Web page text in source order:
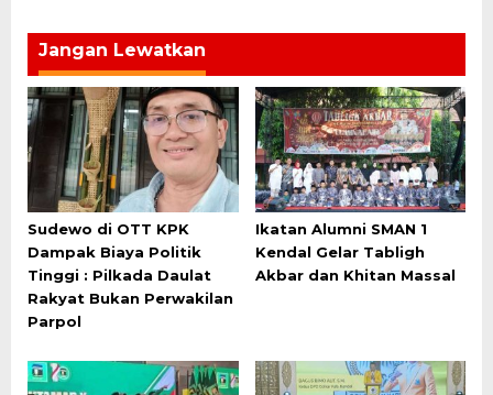
Jangan Lewatkan
Sudewo di OTT KPK
Dampak Biaya Politik
Tinggi : Pilkada Daulat
Rakyat Bukan Perwakilan
Parpol
Ikatan Alumni SMAN 1
Kendal Gelar Tabligh
Akbar dan Khitan Massal